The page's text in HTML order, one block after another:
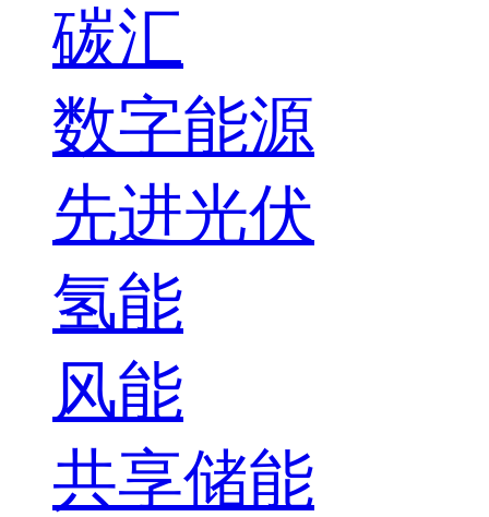
碳汇
数字能源
先进光伏
氢能
风能
共享储能